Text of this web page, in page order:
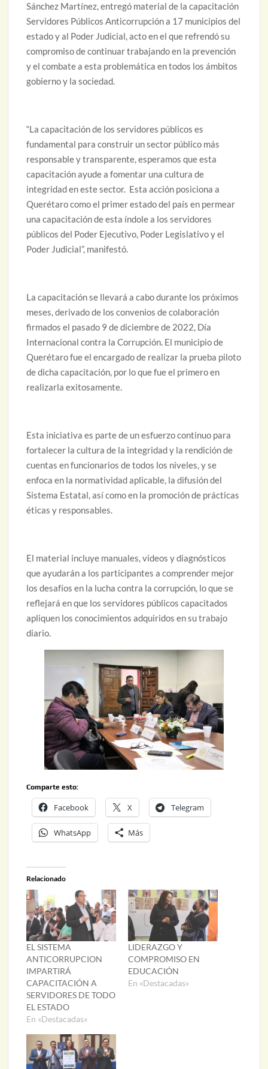
Sánchez Martínez, entregó material de la capacitación
Servidores Públicos Anticorrupción a 17 municipios del
estado y al Poder Judicial, acto en el que refrendó su
compromiso de continuar trabajando en la prevención
y el combate a esta problemática en todos los ámbitos
gobierno y la sociedad.
“La capacitación de los servidores públicos es
fundamental para construir un sector público más
responsable y transparente, esperamos que esta
capacitación ayude a fomentar una cultura de
integridad en este sector. Esta acción posiciona a
Querétaro como el primer estado del país en permear
una capacitación de esta índole a los servidores
públicos del Poder Ejecutivo, Poder Legislativo y el
Poder Judicial”, manifestó.
La capacitación se llevará a cabo durante los próximos
meses, derivado de los convenios de colaboración
firmados el pasado 9 de diciembre de 2022, Día
Internacional contra la Corrupción. El municipio de
Querétaro fue el encargado de realizar la prueba piloto
de dicha capacitación, por lo que fue el primero en
realizarla exitosamente.
Esta iniciativa es parte de un esfuerzo continuo para
fortalecer la cultura de la integridad y la rendición de
cuentas en funcionarios de todos los niveles, y se
enfoca en la normatividad aplicable, la difusión del
Sistema Estatal, así como en la promoción de prácticas
éticas y responsables.
El material incluye manuales, videos y diagnósticos
que ayudarán a los participantes a comprender mejor
los desafíos en la lucha contra la corrupción, lo que se
reflejará en que los servidores públicos capacitados
apliquen los conocimientos adquiridos en su trabajo
diario.
Comparte esto:
Facebook X Telegram
WhatsApp Más
Relacionado
EL SISTEMA
ANTICORRUPCION
IMPARTIRÁ
CAPACITACIÓN A
SERVIDORES DE TODO
EL ESTADO
En «Destacadas»
LIDERAZGO Y
COMPROMISO EN
EDUCACIÓN
En «Destacadas»